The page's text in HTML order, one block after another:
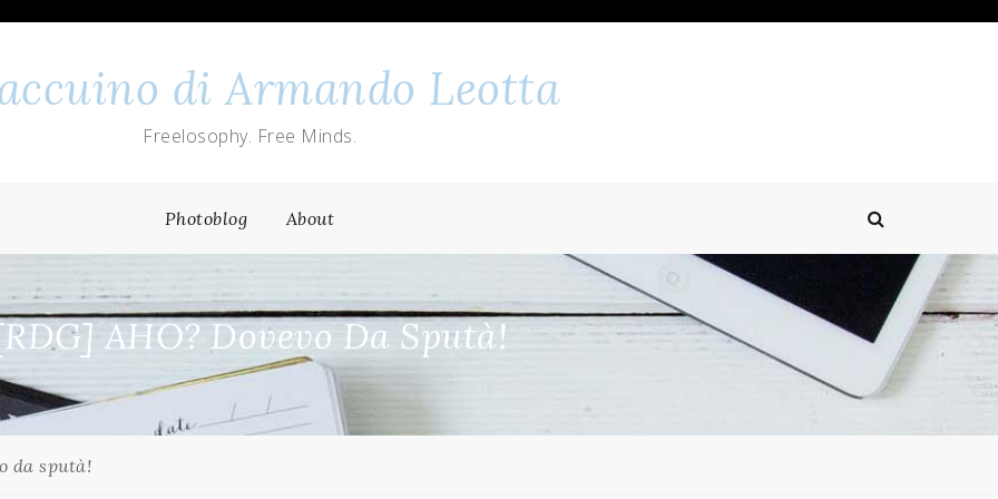
di Armando Leotta
Freelosophy. Free Minds.
Photoblog About
AHO? Dovevo Da Sputà!
da sputà!